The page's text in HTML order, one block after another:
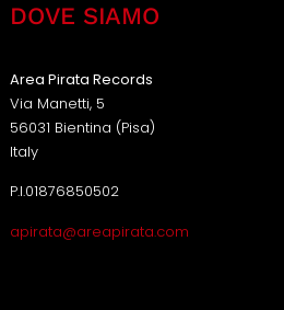
DOVE SIAMO
Area Pirata Records
Via Manetti, 5
56031 Bientina (Pisa)
Italy
P.I.01876850502
apirata@areapirata.com